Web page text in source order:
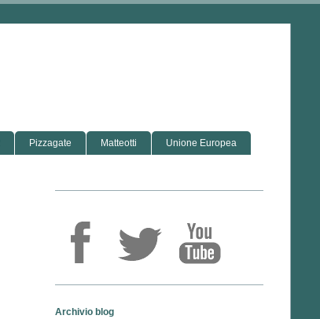
Pizzagate Matteotti Unione Europea
Archivio blog